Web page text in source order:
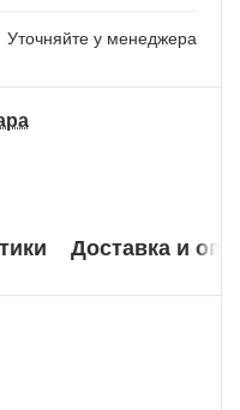
Уточняйте у менеджера
Доставка и